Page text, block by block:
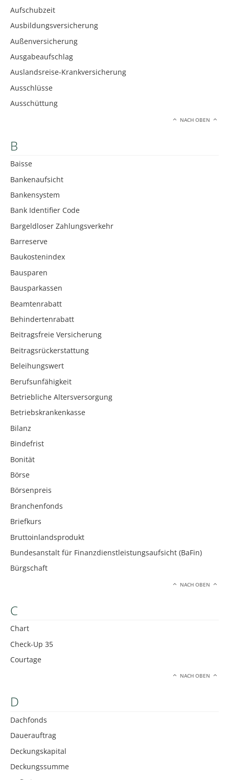
Aufschubzeit
Ausbildungsversicherung
Außenversicherung
Ausgabeaufschlag
Auslandsreise-Krankversicherung
Ausschlüsse
Ausschüttung
NACH OBEN
B
Baisse
Bankenaufsicht
Bankensystem
Bank Identifier Code
Bargeldloser Zahlungsverkehr
Barreserve
Baukostenindex
Bausparen
Bausparkassen
Beamtenrabatt
Behindertenrabatt
Beitragsfreie Versicherung
Beitragsrückerstattung
Beleihungswert
Berufsunfähigkeit
Betriebliche Altersversorgung
Betriebskrankenkasse
Bilanz
Bindefrist
Bonität
Börse
Börsenpreis
Branchenfonds
Briefkurs
Bruttoinlandsprodukt
Bundesanstalt für Finanzdienstleistungsaufsicht (BaFin)
Bürgschaft
NACH OBEN
C
Chart
Check-Up 35
Courtage
NACH OBEN
D
Dachfonds
Dauerauftrag
Deckungskapital
Deckungssumme